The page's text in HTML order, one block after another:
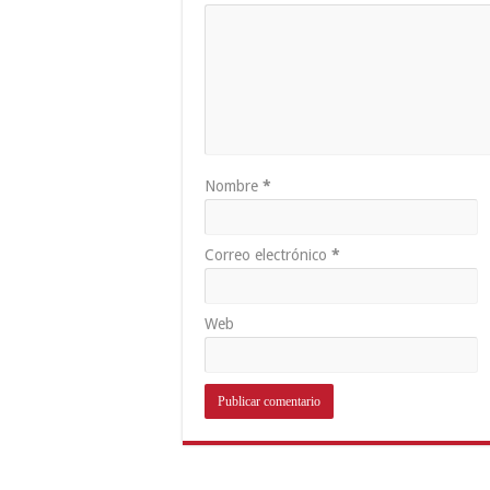
Nombre *
Correo electrónico *
Web